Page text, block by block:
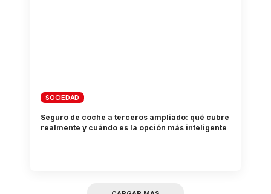
SOCIEDAD
Seguro de coche a terceros ampliado: qué cubre
realmente y cuándo es la opción más inteligente